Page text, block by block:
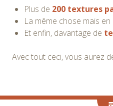
Plus de 200 textures
La même chose mais en
Et enfin, davantage de
Avec tout ceci, vous aurez